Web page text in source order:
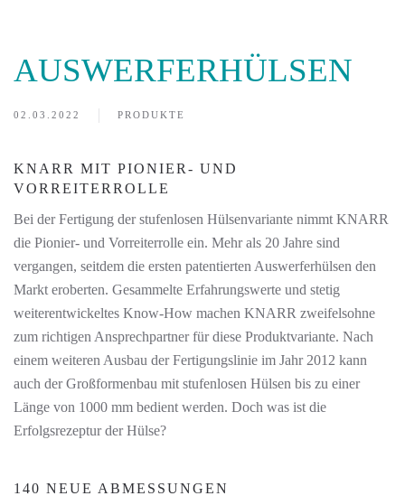
AUSWERFERHÜLSEN
02.03.2022 PRODUKTE
KNARR MIT PIONIER- UND
VORREITERROLLE
Bei der Fertigung der stufenlosen Hülsenvariante nimmt KNARR
die Pionier- und Vorreiterrolle ein. Mehr als 20 Jahre sind
vergangen, seitdem die ersten patentierten Auswerferhülsen den
Markt eroberten. Gesammelte Erfahrungswerte und stetig
weiterentwickeltes Know-How machen KNARR zweifelsohne
zum richtigen Ansprechpartner für diese Produktvariante. Nach
einem weiteren Ausbau der Fertigungslinie im Jahr 2012 kann
auch der Großformenbau mit stufenlosen Hülsen bis zu einer
Länge von 1000 mm bedient werden. Doch was ist die
Erfolgsrezeptur der Hülse?
140 NEUE ABMESSUNGEN